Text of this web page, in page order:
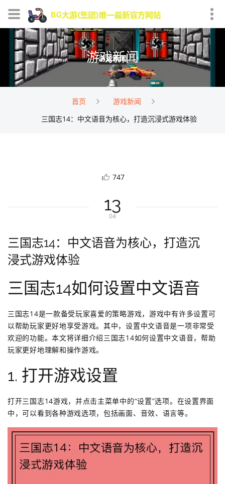
游戏新闻
首页
游戏新闻
三国志14：中文语音为核心，打造沉浸式游戏体验
747
13
04
三国志14：中文语音为核心，打造沉
浸式游戏体验
三国志14如何设置中文语音
三国志14是一款备受玩家喜爱的策略游戏，游戏中有许多设置可
以帮助玩家更好地享受游戏。其中，设置中文语音是一项非常受
欢迎的功能。本文将详细介绍三国志14如何设置中文语音，帮助
玩家更好地理解和操作游戏。
1. 打开游戏设置
打开三国志14游戏，并点击主菜单中的“设置”选项。在设置界面
中，可以看到各种游戏选项，包括画面、音效、语言等。